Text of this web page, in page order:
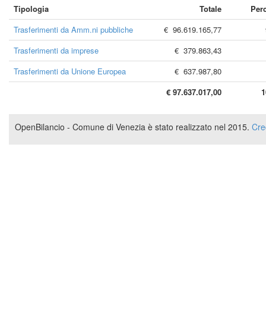
Tipologia Totale
Trasferimenti da Amm.ni pubbliche
€ 96.619.165,77
Trasferimenti da imprese
€ 379.863,43
Trasferimenti da Unione Europea
€ 637.987,80
€ 97.637.017,00
OpenBilancio - Comune di Venezia è stato realizzato nel 2015.